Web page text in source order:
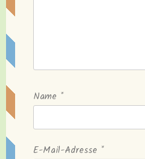
Name *
E-Mail-Adresse *